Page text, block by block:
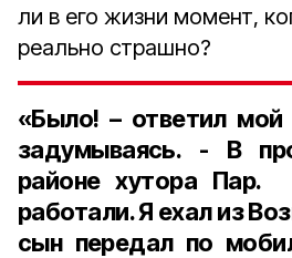
ли в его жизни момент,
реально страшно?
«Было! – ответил мой
задумываясь. - В
районе хутора
работали. Я ехал из
сын передал по